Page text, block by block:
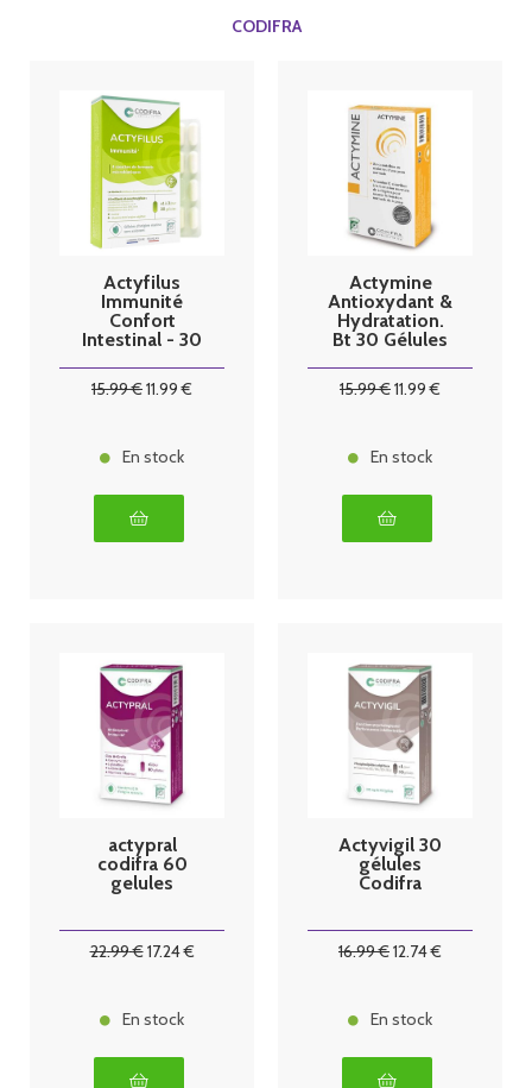
CODIFRA
Actyfilus
Immunité
Confort
Intestinal - 30
15.99€11.99 €
En stock
Actymine
Antioxydant &
Hydratation.
Bt 30 Gélules
15.99€11.99 €
En stock
actypral
codifra 60
gelules
22.99€17.24€
En stock
Actyvigil 30
gélules
Codifra
16.99€12.74€
En stock